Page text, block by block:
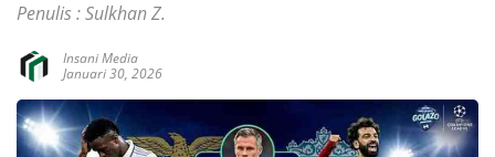
Penulis : Sulkhan Z.
Insani Media
Januari 30, 2026